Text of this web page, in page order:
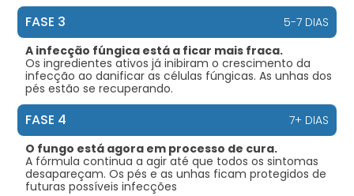
FASE 3
5-7 DIAS
A infecção fúngica está a ficar mais fraca.
Os ingredientes ativos já inibiram o crescimento da
infecção ao danificar as células fúngicas. As unhas dos
pés estão se recuperando.
FASE 4
7+ DIAS
O fungo está agora em processo de cura.
A fórmula continua a agir até que todos os sintomas
desapareçam. Os pés e as unhas ficam protegidos de
futuras possíveis infecções